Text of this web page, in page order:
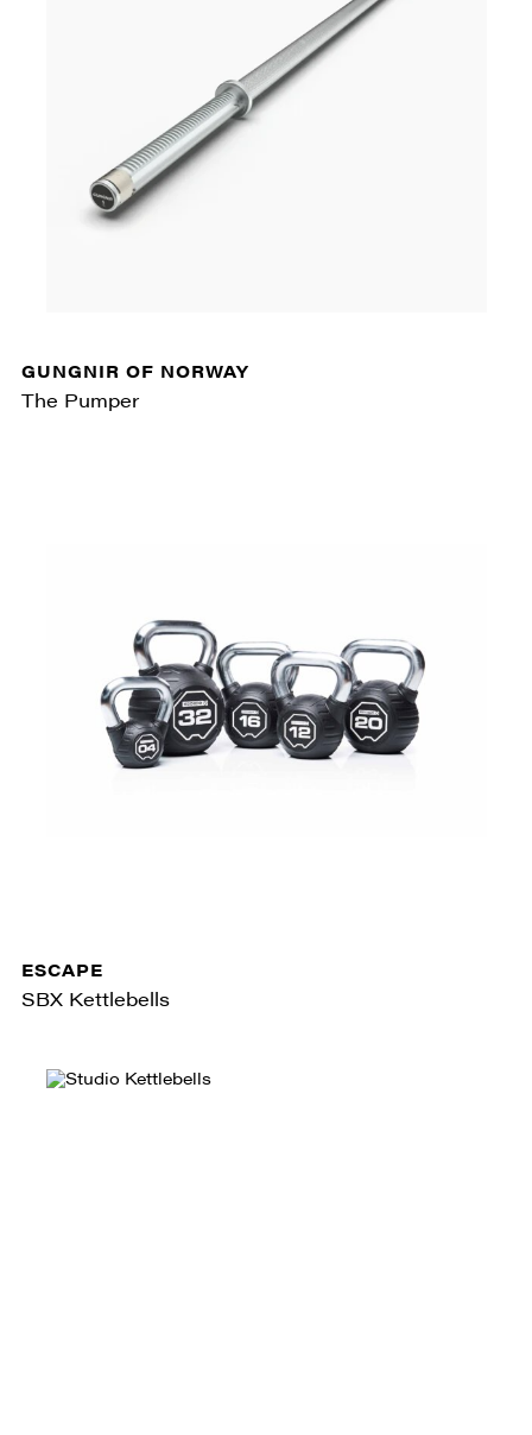
GUNGNIR OF NORWAY
The Pumper
ESCAPE
SBX Kettlebells